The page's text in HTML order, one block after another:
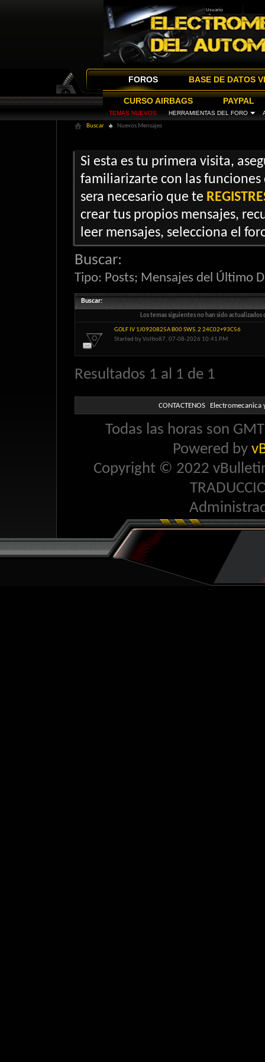
FOROS
TEMAS NUEVOS HERRAMIENTAS DEL FORO
BASE DE DATOS
CURSO AIRBAGS PAYPAL
Buscar Nuevos Mensajes
Si esta es tu primera visita,
familiarizarte con las funciones
sera necesario que te
crear tus propios mensajes,
leer mensajes, selecciona el
Buscar:
Tipo: Posts; Mensajes del Último
Buscar:
Los temas siguientes no han sido
GOLF IV 1J0920825A B00 SW5.2 24C02+93C56
Started byVoltio87, 07-08-2026 10:41 PM
Resultados 1 al 1 de 1
CONTACTENOS Electromecanica
Todas las horas son
Powered by
Copyright © 2022